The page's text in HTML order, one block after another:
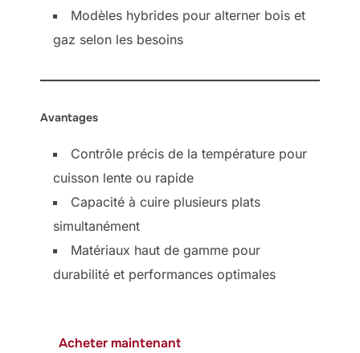
Modèles hybrides pour alterner bois et
gaz selon les besoins
Avantages
Contrôle précis de la température pour
cuisson lente ou rapide
Capacité à cuire plusieurs plats
simultanément
Matériaux haut de gamme pour
durabilité et performances optimales
Acheter maintenant